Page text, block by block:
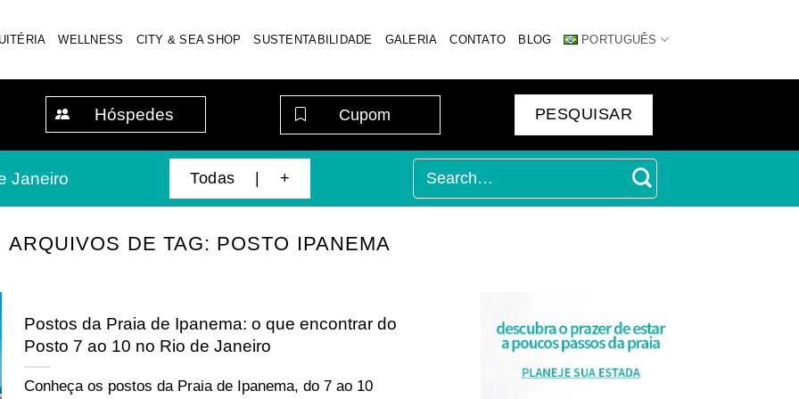
WELLNESS CITY & SEA SHOP SUSTENTABILIDADE GALERIA CONTATO BLOG PORTUGUÊS
Hóspedes
Janeiro Todas | +
ARQUIVOS DE TAG: POSTO IPANEMA
Postos da Praia de Ipanema: o que encontrar do
Posto 7 ao 10 no Rio de Janeiro
Conheça os postos da Praia de Ipanema, do 7 ao 10